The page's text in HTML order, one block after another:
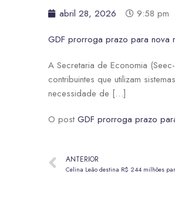
abril 28, 2026
9:58 pm
GDF prorroga prazo para nova
A Secretaria de Economia
contribuintes que utilizam
necessidade de […]
O post GDF prorroga prazo
ANTERIOR
Celina Leão destina R$ 244 milhões